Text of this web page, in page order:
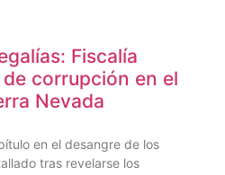
Fiscalía
corrupción en el
Nevada
en el desangre de los
tras revelarse los